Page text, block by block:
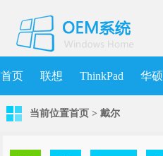
首页 联想 ThinkPad 华硕
机械师 MSDN 清华同方
当前位置首页 > 戴尔